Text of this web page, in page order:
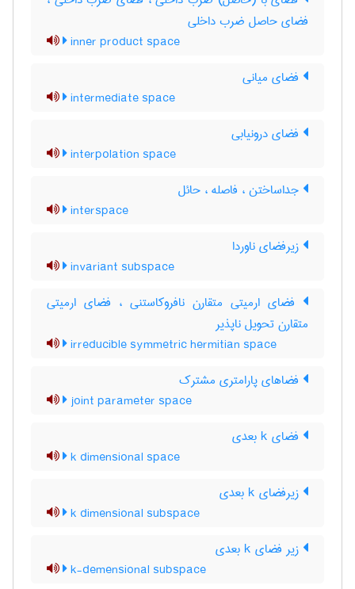
فضای حاصل ضرب داخلی
inner product space
فضای میانی
intermediate space
فضای درونیابی
interpolation space
جداساختن ، فاصله ، حائل
interspace
زیرفضای ناوردا
invariant subspace
فضای ارمیتی متقارن نافروکاستنی ، فضای ارمیتی
متقارن تحویل ناپذیر
irreducible symmetric hermitian space
فضاهای پارامتری مشترک
joint parameter space
فضای k بعدی
k dimensional space
زیرفضای k بعدی
k dimensional subspace
زیر فضای k بعدی
k-demensional subspace